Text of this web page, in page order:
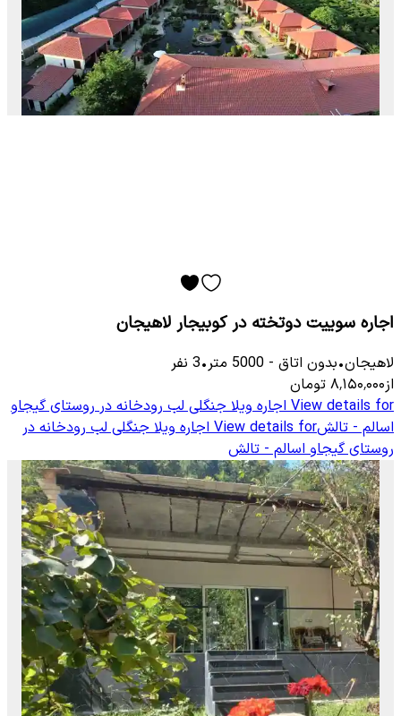
اجاره سوییت دوتخته در کوبیجار لاهیجان
لاهیجان•بدون اتاق -
5000 متر•
3 نفر
از۸٬۱۵۰٬۰۰۰ تومان
View details for اجاره ویلا جنگلی لب رودخانه در روستای گیجاو
اسالم - تالشView details for اجاره ویلا جنگلی لب رودخانه در
روستای گیجاو اسالم - تالش